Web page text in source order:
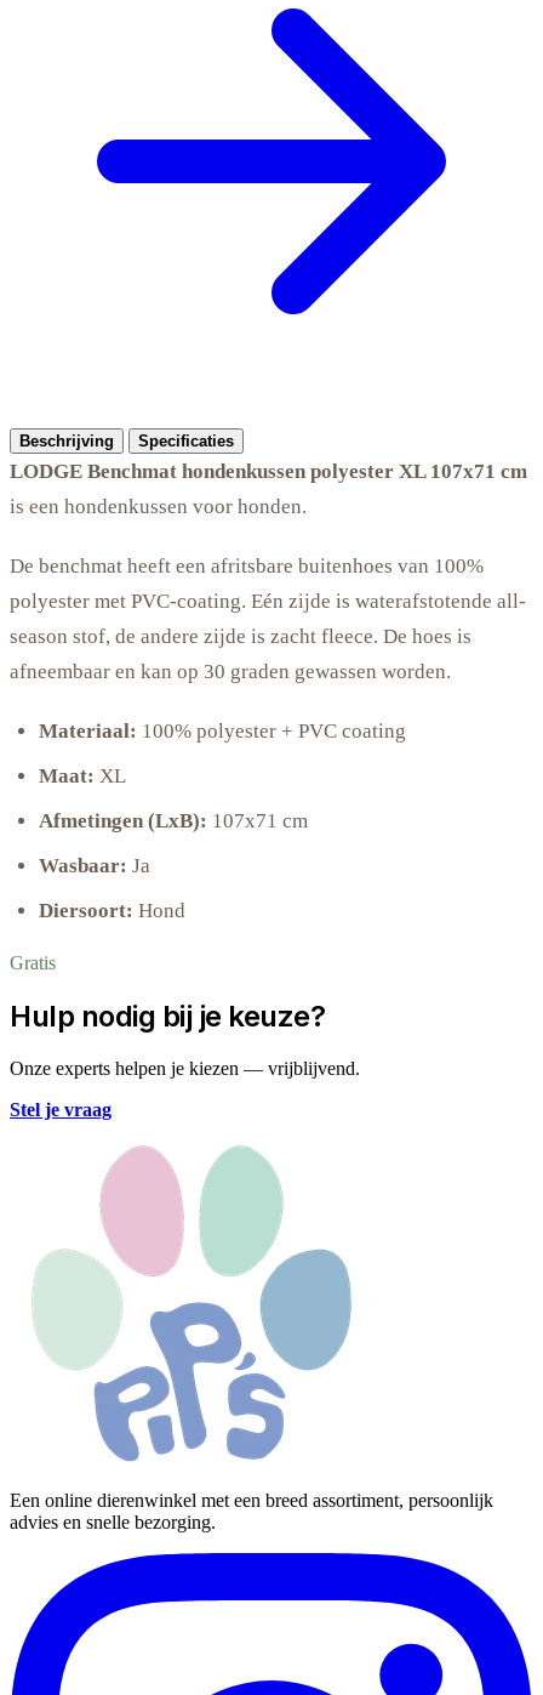
Beschrijving Specificaties
LODGE Benchmat hondenkussen polyester XL 107x71 cm
is een hondenkussen voor honden.
De benchmat heeft een afritsbare buitenhoes van 100%
polyester met PVC-coating. Eén zijde is waterafstotende all-
season stof, de andere zijde is zacht fleece. De hoes is
afneembaar en kan op 30 graden gewassen worden.
Materiaal: 100% polyester + PVC coating
Maat: XL
Afmetingen (LxB): 107x71 cm
Wasbaar: Ja
Diersoort: Hond
Gratis
Hulp nodig bij je keuze?
Onze experts helpen je kiezen — vrijblijvend.
Stel je vraag
Een online dierenwinkel met een breed assortiment, persoonlijk
advies en snelle bezorging.